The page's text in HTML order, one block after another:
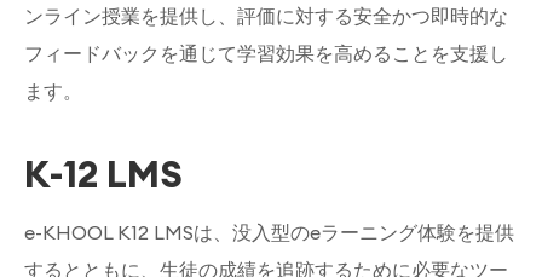
ンライン授業を提供し、評価に対する安全かつ即時的な
フィードバックを通じて学習効果を高めることを支援し
ます。
K-12 LMS
e-KHOOL K12 LMSは、没入型のeラーニング体験を提供
するとともに、生徒の成績を追跡するために必要なツー